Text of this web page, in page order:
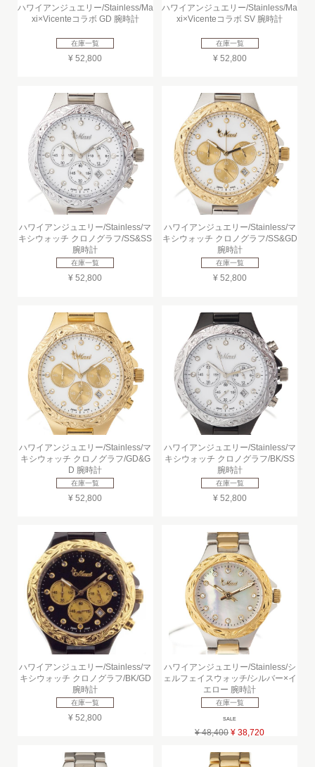
ハワイアンジュエリー/Stainless/Ma
xi×Vicenteコラボ GD 腕時計
在庫一覧
¥ 52,800
ハワイアンジュエリー/Stainless/Ma
xi×Vicenteコラボ SV 腕時計
在庫一覧
¥ 52,800
ハワイアンジュエリー/Stainless/マ
キシウォッチ クロノグラフ/SS&SS
腕時計
在庫一覧
¥ 52,800
ハワイアンジュエリー/Stainless/マ
キシウォッチ クロノグラフ/SS&GD
腕時計
在庫一覧
¥ 52,800
ハワイアンジュエリー/Stainless/マ
キシウォッチ クロノグラフ/GD&G
D 腕時計
在庫一覧
¥ 52,800
ハワイアンジュエリー/Stainless/マ
キシウォッチ クロノグラフ/BK/SS
腕時計
在庫一覧
¥ 52,800
ハワイアンジュエリー/Stainless/マ
キシウォッチ クロノグラフ/BK/GD
腕時計
在庫一覧
¥ 52,800
ハワイアンジュエリー/Stainless/シ
ェルフェイスウォッチ/シルバー×イ
エロー 腕時計
在庫一覧
SALE
¥ 48,400 ¥ 38,720